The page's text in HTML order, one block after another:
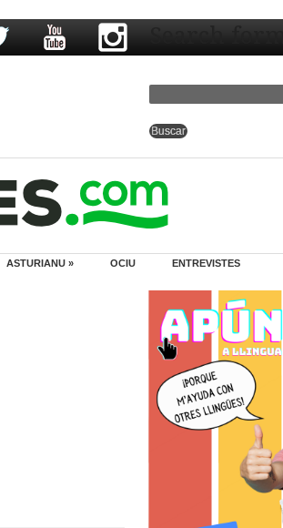
Search form
ASTURIANU » OCIU ENTREVISTES